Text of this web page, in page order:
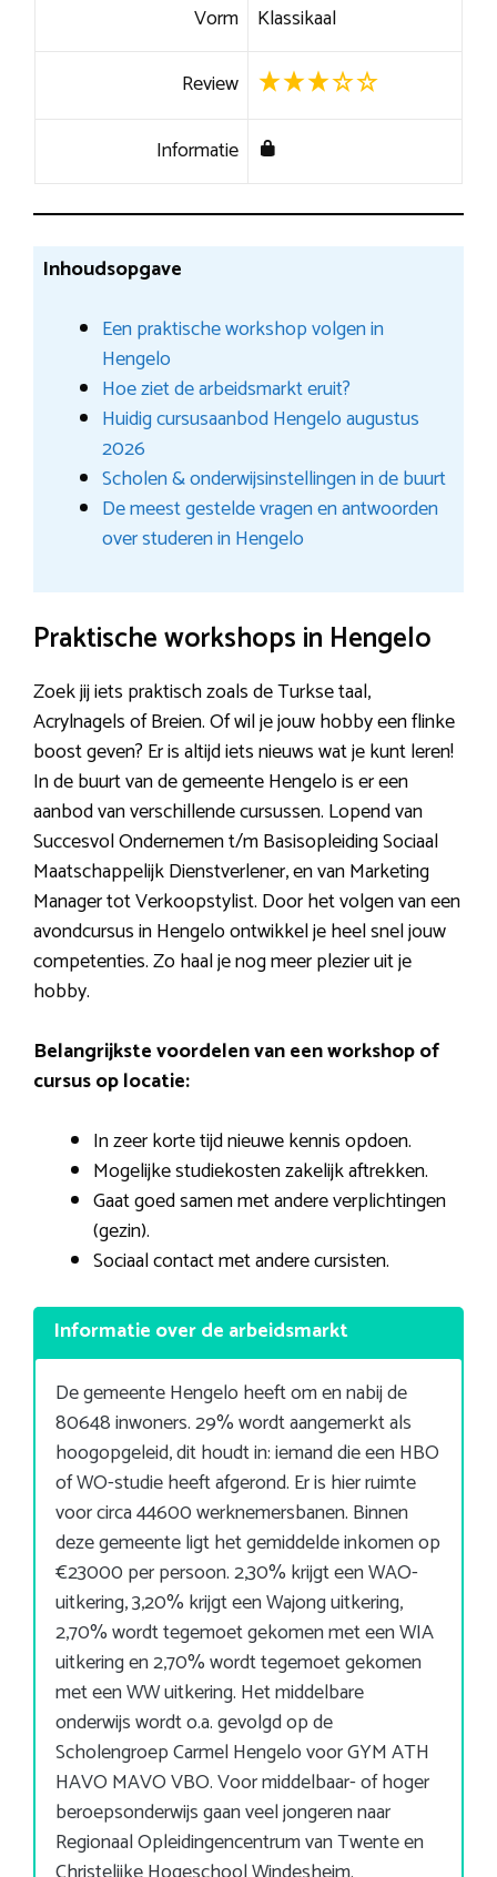
Vorm Klassikaal
Review
Informatie
Inhoudsopgave
Een praktische workshop volgen in
Hengelo
Hoe ziet de arbeidsmarkt eruit?
Huidig cursusaanbod Hengelo augustus
2026
Scholen & onderwijsinstellingen in de buurt
De meest gestelde vragen en antwoorden
over studeren in Hengelo
Praktische workshops in Hengelo
Zoek jij iets praktisch zoals de Turkse taal,
Acrylnagels of Breien. Of wil je jouw hobby een flinke
boost geven? Er is altijd iets nieuws wat je kunt leren!
In de buurt van de gemeente Hengelo is er een
aanbod van verschillende cursussen. Lopend van
Succesvol Ondernemen t/m Basisopleiding Sociaal
Maatschappelijk Dienstverlener, en van Marketing
Manager tot Verkoopstylist. Door het volgen van een
avondcursus in Hengelo ontwikkel je heel snel jouw
competenties. Zo haal je nog meer plezier uit je
hobby.
Belangrijkste voordelen van een workshop of
cursus op locatie:
In zeer korte tijd nieuwe kennis opdoen.
Mogelijke studiekosten zakelijk aftrekken.
Gaat goed samen met andere verplichtingen
(gezin).
Sociaal contact met andere cursisten.
Informatie over de arbeidsmarkt
De gemeente Hengelo heeft om en nabij de
80648 inwoners. 29% wordt aangemerkt als
hoogopgeleid, dit houdt in: iemand die een HBO
of WO-studie heeft afgerond. Er is hier ruimte
voor circa 44600 werknemersbanen. Binnen
deze gemeente ligt het gemiddelde inkomen op
€23000 per persoon. 2,30% krijgt een WAO-
uitkering, 3,20% krijgt een Wajong uitkering,
2,70% wordt tegemoet gekomen met een WIA
uitkering en 2,70% wordt tegemoet gekomen
met een WW uitkering. Het middelbare
onderwijs wordt o.a. gevolgd op de
Scholengroep Carmel Hengelo voor GYM ATH
HAVO MAVO VBO. Voor middelbaar- of hoger
beroepsonderwijs gaan veel jongeren naar
Regionaal Opleidingencentrum van Twente en